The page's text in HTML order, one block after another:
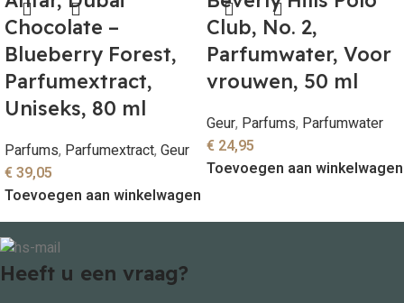
Chocolate –
Blueberry Forest,
Parfumextract,
Uniseks, 80 ml
Parfums, Parfumextract, Geur
€39,05
Toevoegen aan winkelwagen
Club, No. 2,
Parfumwater, Voor
vrouwen, 50 ml
Geur, Parfums, Parfumwater
€ 24,95
Toevoegen aan winkelwagen
Heeft u een vraag?